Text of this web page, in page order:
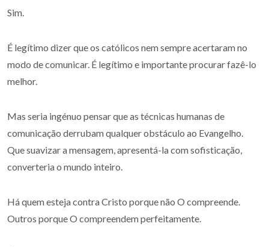
Sim.
É legítimo dizer que os católicos nem sempre acertaram no
modo de comunicar. É legítimo e importante procurar fazê-lo
melhor.
Mas seria ingénuo pensar que as técnicas humanas de
comunicação derrubam qualquer obstáculo ao Evangelho.
Que suavizar a mensagem, apresentá-la com sofisticação,
converteria o mundo inteiro.
Há quem esteja contra Cristo porque não O compreende.
Outros porque O compreendem perfeitamente.